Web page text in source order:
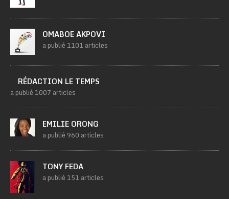
OMABOE AKPOVI
a publié 1101 articles
RÉDACTION LE TEMPS
a publié 1007 articles
EMILIE ORONG
a publié 960 articles
TONY FEDA
a publié 151 articles